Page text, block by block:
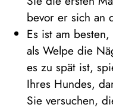
bevor er sich an
Es ist am
als Welpe die
es zu spät ist,
Ihres Hundes,
Sie versuchen,